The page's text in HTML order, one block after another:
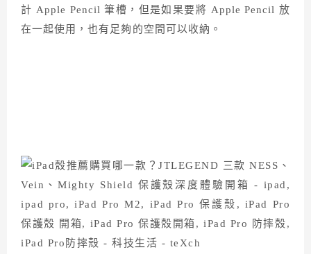
計 Apple Pencil 筆槽，但是如果要將 Apple Pencil 放
在一起使用，也有足夠的空間可以收納。